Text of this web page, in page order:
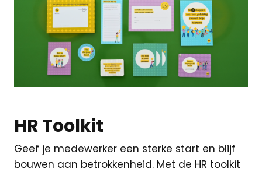
HR Toolkit
Geef je medewerker een sterke start en blijf
bouwen aan betrokkenheid. Met de HR toolkit